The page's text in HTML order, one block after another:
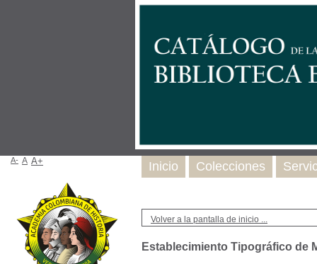
Volver a la pantalla de inicio ...
Establecimiento Tipográfico de
Inicio Colecciones
A- A A+